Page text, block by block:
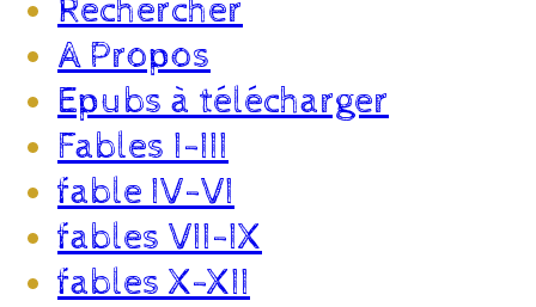
Rechercher
A Propos
Epubs à télécharger
Fables I-III
fable IV-VI
fables VII-IX
fables X-XII